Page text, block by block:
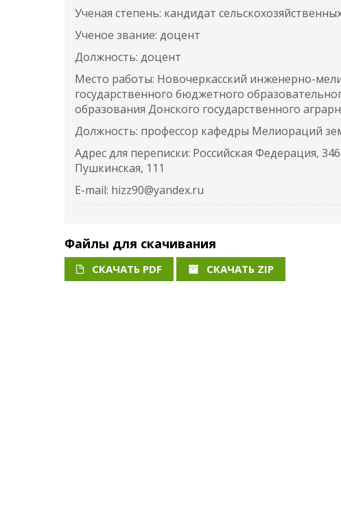
Ученая степень: кандидат
Ученое звание: доцент
Должность: доцент
Место работы: Новочеркасский инженерно-
государственного бюджетного
образования Донского государственного
Должность: профессор кафедры Мелиораций
Адрес для переписки: Российская Федерация,
Пушкинская, 111
E-mail: hizz90@yandex.ru
Файлы для скачивания
СКАЧАТЬ PDF СКАЧАТЬ ZIP